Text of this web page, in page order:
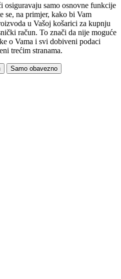
osiguravaju samo osnovne funkcije
se, na primjer, kako bi Vam
u Vašoj košarici za kupnju
račun. To znači da nije moguće
o Vama i svi dobiveni podaci
trećim stranama.
Samo obavezno